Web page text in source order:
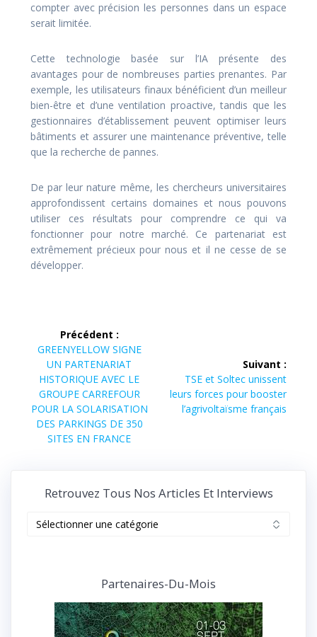
compter avec précision les personnes dans un espace
serait limitée.
Cette technologie basée sur l’IA présente des
avantages pour de nombreuses parties prenantes. Par
exemple, les utilisateurs finaux bénéficient d’un meilleur
bien-être et d’une ventilation proactive, tandis que les
gestionnaires d’établissement peuvent optimiser leurs
bâtiments et assurer une maintenance préventive, telle
que la recherche de pannes.
De par leur nature même, les chercheurs universitaires
approfondissent certains domaines et nous pouvons
utiliser ces résultats pour comprendre ce qui va
fonctionner pour notre marché. Ce partenariat est
extrêmement précieux pour nous et il ne cesse de se
développer.
Navigation
de
l’article
Précédent :
Article
précédent :
GREENYELLOW SIGNE
UN PARTENARIAT
HISTORIQUE AVEC LE
GROUPE CARREFOUR
POUR LA SOLARISATION
DES PARKINGS DE 350
SITES EN FRANCE
Suivant :
Article
suivant :
TSE et Soltec unissent
leurs forces pour booster
l’agrivoltaïsme français
Retrouvez Tous Nos Articles Et Interviews
interviews
Partenaires-Du-Mois